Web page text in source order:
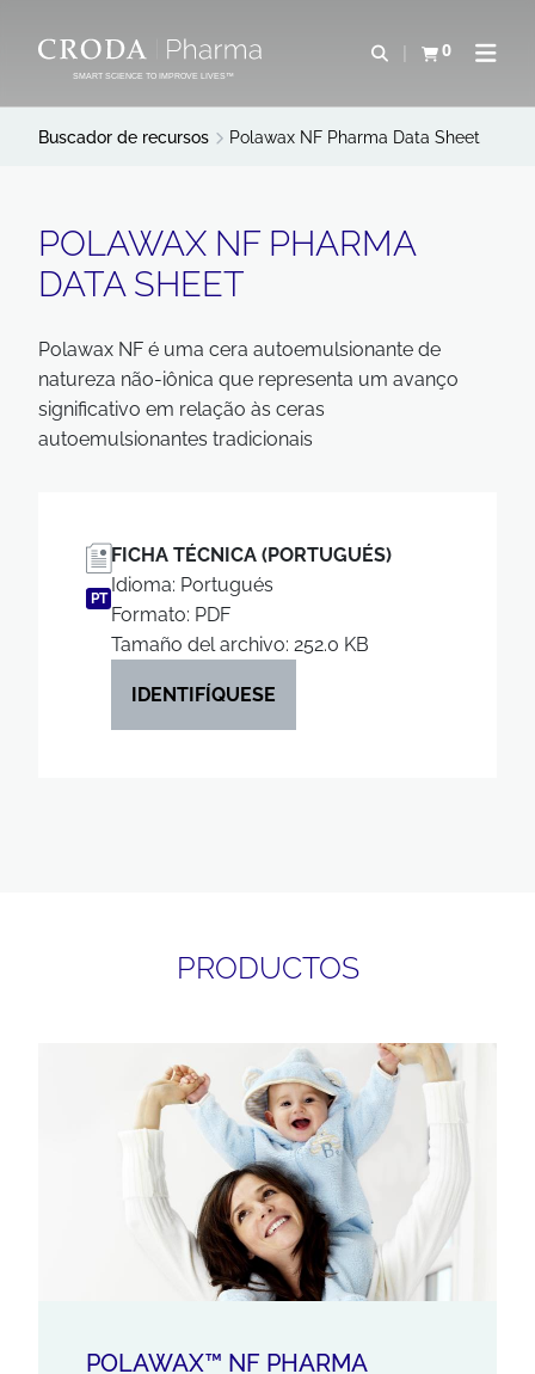
CONTENIDOSMART SCIENCE TO IMPROVE LIVES™
Abrir0
Ver carritoAbrir
Buscador de recursos Polawax NF Pharma Data Sheet
POLAWAX NF PHARMA
DATA SHEET
Polawax NF é uma cera autoemulsionante de
natureza não-iônica que representa um avanço
significativo em relação às ceras
autoemulsionantes tradicionais
PT
FICHA TÉCNICA (PORTUGUÉS)
Idioma: Portugués
Formato: PDF
Tamaño del archivo: 252.0 KB
IDENTIFÍQUESE
PRODUCTOS
POLAWAX™ NF PHARMA